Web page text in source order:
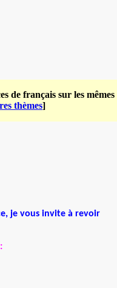
de français sur les mêmes
thèmes]
je vous invite à revoir